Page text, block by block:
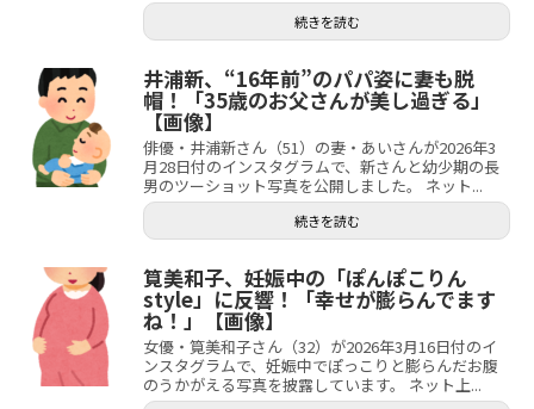
続きを読む
井浦新、“16年前”のパパ姿に妻も脱
帽！「35歳のお父さんが美し過ぎる」
【画像】
俳優・井浦新さん（51）の妻・あいさんが2026年3
月28日付のインスタグラムで、新さんと幼少期の長
男のツーショット写真を公開しました。 ネット...
続きを読む
筧美和子、妊娠中の「ぽんぽこりん
style」に反響！「幸せが膨らんでます
ね！」【画像】
女優・筧美和子さん（32）が2026年3月16日付のイ
ンスタグラムで、妊娠中でぽっこりと膨らんだお腹
のうかがえる写真を披露しています。 ネット上...